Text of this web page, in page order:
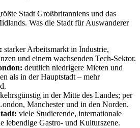
Stadt Großbritanniens und das
Was die Stadt für Auswanderer
starker Arbeitsmarkt in Industrie,
und einem wachsenden Tech-Sektor.
deutlich niedrigere Mieten und
als in der Hauptstadt – mehr
in der Mitte des Landes; per
Manchester und in den Norden.
viele Studierende, internationale
lebendige Gastro- und Kulturszene.